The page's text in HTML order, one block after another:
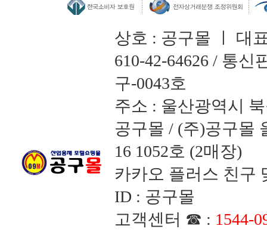
상호 : 공구몰 ㅣ 대
610-42-64626 / 통신
구-0043호
주소 : 울산광역시
공구몰 / (주)공구몰
16 1052호 (2매장)
카카오 플러스 친구
ID : 공구몰
고객센터 ☎ : 1544-